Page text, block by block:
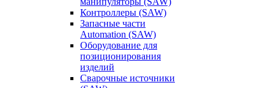
Контроллеры (SAW)
Запасные части
Automation (SAW)
Оборудование для
позиционирования
изделий
Сварочные источники